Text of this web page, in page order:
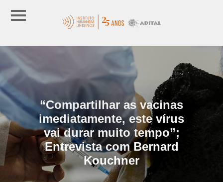
“Compartilhar as vacinas
imediatamente, este vírus
vai durar muito tempo”;
Entrevista com Bernard
Kouchner